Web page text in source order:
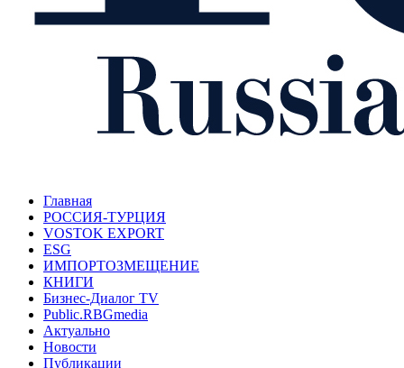
Главная
РОССИЯ-ТУРЦИЯ
VOSTOK EXPORT
ESG
ИМПОРТОЗМЕЩЕНИЕ
КНИГИ
Бизнес-Диалог TV
Public.RBGmedia
Актуально
Новости
Публикации